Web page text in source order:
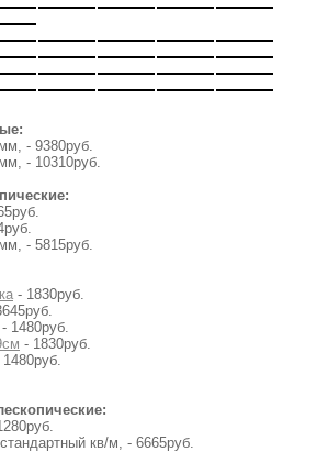
- 9380руб.
- 10310руб.
- 5815руб.
- 1830руб.
- 1480руб.
- 1830руб.
1480руб.
кв/м, - 6665руб.